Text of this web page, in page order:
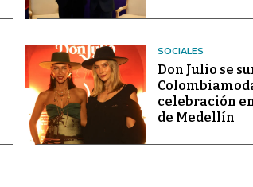
SOCIALES
Don Julio se
celebración
de Medellín